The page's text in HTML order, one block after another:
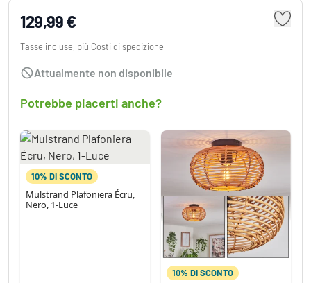
129,99 €
Tasse incluse, più Costi di spedizione
Attualmente non disponibile
Potrebbe piacerti anche?
10% DI SCONTO
Mulstrand Plafoniera Écru,
Nero, 1-Luce
10% DI SCONTO